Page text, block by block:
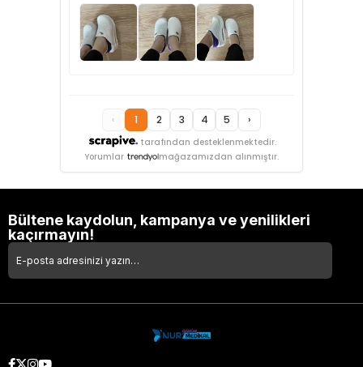
tarafından desteklenmektedir.
‹ 1 2 3 4 5 ›
Yorumlar mağazamızdan alınmıştır.
Bültene kaydolun, kampanya ve yenilikleri
kaçırmayın!